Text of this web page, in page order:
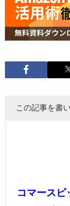
この記事を書
コマース